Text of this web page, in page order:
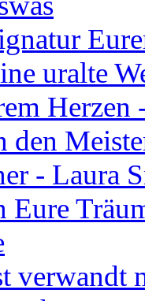
uralte
den
- Laura
Eure
verwandt